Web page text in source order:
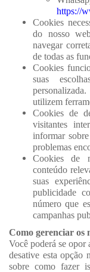
https://
Cookies
do nosso
navegar
de todas as
Cookies
suas
utilizem
Cookies de
visitantes
informar
problemas
Cookies de
conteúdo
suas
publicidade
número que
campanhas
Como gerenciar os
Você poderá se opor
desative esta opção
sobre como fazer